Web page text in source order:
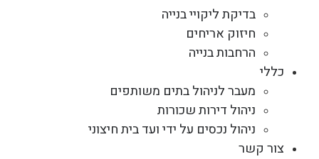
בדיקת ליקויי בנייה
חיזוק אריחים
הרחבות בנייה
כללי
מעבר לניהול בתים משותפים
ניהול דירות שכורות
ניהול נכסים על ידי ועד בית חיצוני
צור קשר